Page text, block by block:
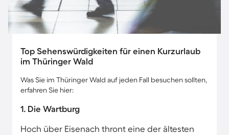
Top Sehenswürdigkeiten für einen Kurzurlaub
im Thüringer Wald
Was Sie im Thüringer Wald auf jeden Fall besuchen sollten,
erfahren Sie hier:
1. Die Wartburg
Hoch über Eisenach thront eine der ältesten